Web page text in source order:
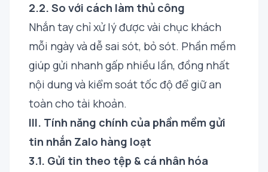
2.2. So với cách làm thủ công
Nhắn tay chỉ xử lý được vài chục khách
mỗi ngày và dễ sai sót, bỏ sót. Phần mềm
giúp gửi nhanh gấp nhiều lần, đồng nhất
nội dung và kiểm soát tốc độ để giữ an
toàn cho tài khoản.
III. Tính năng chính của phần mềm gửi
tin nhắn Zalo hàng loạt
3.1. Gửi tin theo tệp & cá nhân hóa